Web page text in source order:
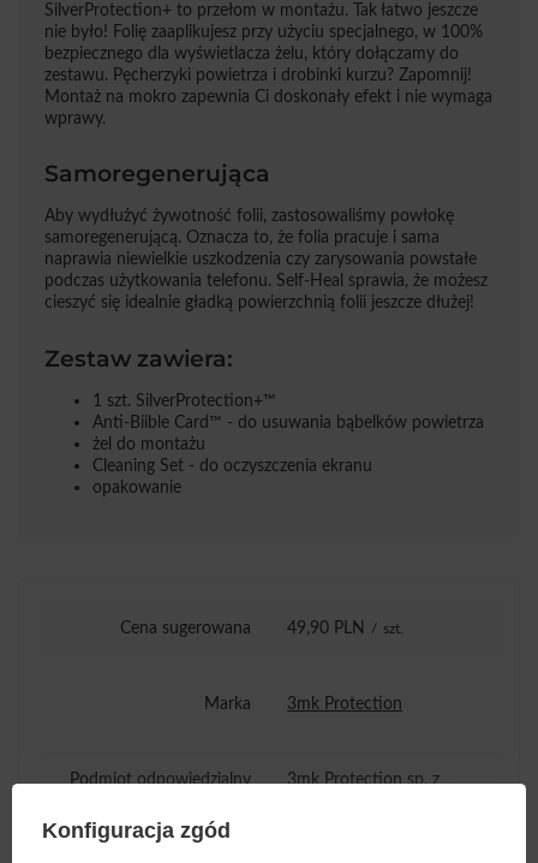
SilverProtection+ to przełom w montażu. Tak łatwo jeszcze
nie było! Folię zaaplikujesz przy użyciu specjalnego, w 100%
bezpiecznego dla wyświetlacza żelu, który dołączamy do
zestawu. Pęcherzyki powietrza i drobinki kurzu? Zapomnij!
Montaż na mokro zapewnia Ci doskonały efekt i nie wymaga
wprawy.
Samoregenerująca
Aby wydłużyć żywotność folii, zastosowaliśmy powłokę
samoregenerującą. Oznacza to, że folia pracuje i sama
naprawia niewielkie uszkodzenia czy zarysowania powstałe
podczas użytkowania telefonu. Self-Heal sprawia, że możesz
cieszyć się idealnie gładką powierzchnią folii jeszcze dłużej!
Zestaw zawiera:
1 szt. SilverProtection+™
Anti-Biible Card™ - do usuwania bąbelków powietrza
żel do montażu
Cleaning Set - do oczyszczenia ekranu
opakowanie
Cena sugerowana 49,90 PLN / szt.
Marka 3mk Protection
Podmiot odpowiedzialny
3mk Protection sp. z
Konfiguracja zgód